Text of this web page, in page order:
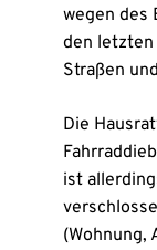
wegen des
den letzten
Straßen
Die
ist
(Wohnung,